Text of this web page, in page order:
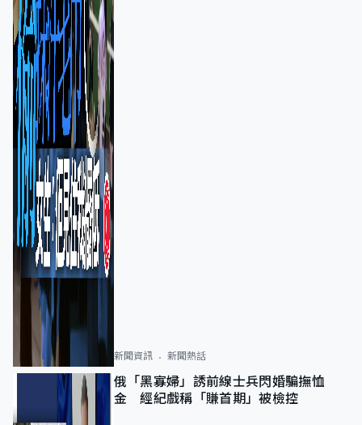
新聞資訊 新聞熱話
俄「黑寡婦」誘前線士兵閃婚騙撫恤
金 經紀戲稱「賺首期」被檢控